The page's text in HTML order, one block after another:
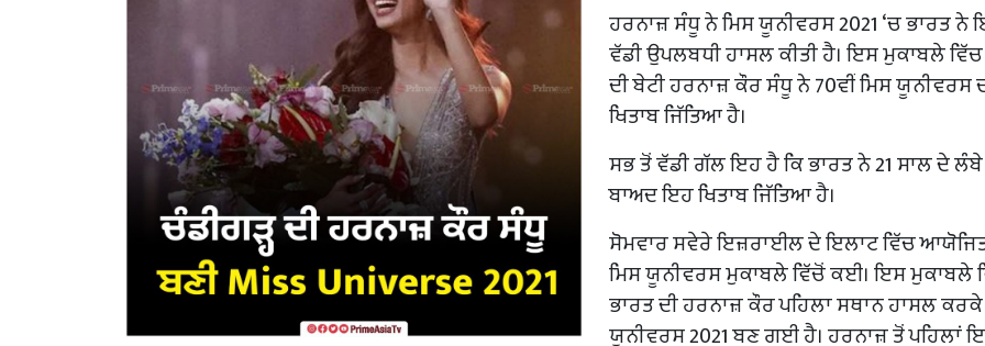
ਹਰਨਾਜ਼ ਸੰਧੂ ਨੇ ਮਿਸ ਯੂਨੀਵਰਸ 2021 ‘ਚ ਭਾਰਤ ਨੇ
ਵੱਡੀ ਉਪਲਬਧੀ ਹਾਸਲ ਕੀਤੀ ਹੈ। ਇਸ ਮੁਕਾਬਲੇ
ਦੀ ਬੇਟੀ ਹਰਨਾਜ਼ ਕੌਰ ਸੰਧੂ ਨੇ 70ਵੀਂ ਮਿਸ ਯੂਨੀਵਰਸ
ਖਿਤਾਬ ਜਿੱਤਿਆ ਹੈ।
ਸਭ ਤੋਂ ਵੱਡੀ ਗੱਲ ਇਹ ਹੈ ਕਿ ਭਾਰਤ ਨੇ 21 ਸਾਲ ਦੇ
ਬਾਅਦ ਇਹ ਖਿਤਾਬ ਜਿੱਤਿਆ ਹੈ।
ਸੋਮਵਾਰ ਸਵੇਰੇ ਇਜ਼ਰਾਈਲ ਦੇ ਇਲਾਟ ਵਿੱਚ
ਮਿਸ ਯੂਨੀਵਰਸ ਮੁਕਾਬਲੇ ਵਿੱਚੋਂ ਕਈ। ਇਸ ਮੁਕਾਬਲੇ
ਭਾਰਤ ਦੀ ਹਰਨਾਜ਼ ਕੌਰ ਪਹਿਲਾ ਸਥਾਨ ਹਾਸਲ
ਯੂਨੀਵਰਸ 2021 ਬਣ ਗਈ ਹੈ। ਹਰਨਾਜ਼ ਤੋਂ ਪਹਿਲਾਂ